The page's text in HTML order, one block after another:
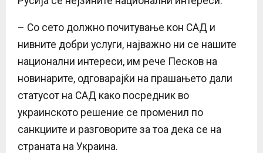
– Со сето должно почитување кон САД и
нивните добри услуги, најважно ни се нашите
национални интереси, им рече Песков на
новинарите, одговарајќи на прашањето дали
статусот на САД како посредник во
украинското решение се променил по
санкциите и разговорите за тоа дека се на
страната на Украина.